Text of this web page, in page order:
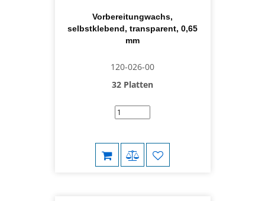
Vorbereitungwachs,
selbstklebend, transparent, 0,65
mm
120-026-00
32 Platten